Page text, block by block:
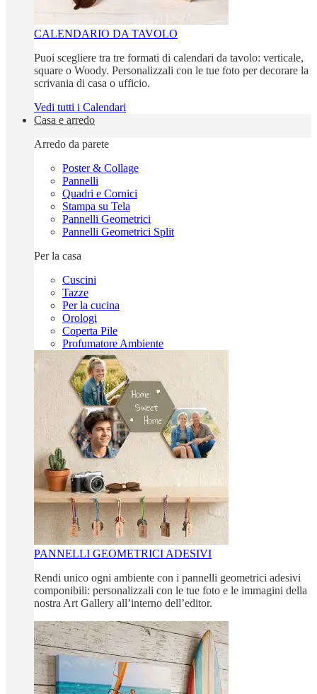
CALENDARIO DA TAVOLO
Puoi scegliere tra tre formati di calendari da tavolo: verticale,
square o Woody. Personalizzali con le tue foto per decorare la
scrivania di casa o ufficio.
Vedi tutti i Calendari
Casa e arredo
Arredo da parete
Poster & Collage
Pannelli
Quadri e Cornici
Stampa su Tela
Pannelli Geometrici
Pannelli Geometrici Split
Per la casa
Cuscini
Tazze
Per la cucina
Orologi
Coperta Pile
Profumatore Ambiente
PANNELLI GEOMETRICI ADESIVI
Rendi unico ogni ambiente con i pannelli geometrici adesivi
componibili: personalizzali con le tue foto e le immagini della
nostra Art Gallery all’interno dell’editor.